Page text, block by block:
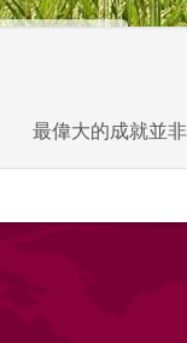
最偉大的成就並